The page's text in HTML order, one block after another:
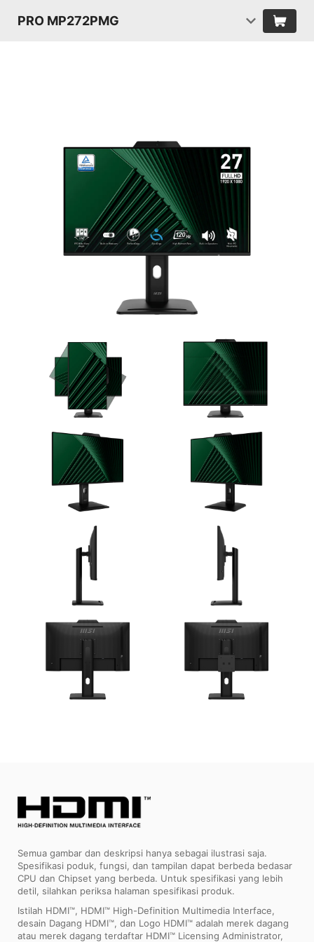
PRO MP272PMG
Semua gambar dan deskripsi hanya sebagai ilustrasi saja.
Spesifikasi poduk, fungsi, dan tampilan dapat berbeda bedasar
CPU dan Chipset yang berbeda. Untuk spesifikasi yang lebih
detil, silahkan periksa halaman spesifikasi produk.
Istilah HDMI™, HDMI™ High-Definition Multimedia Interface,
desain Dagang HDMI™, dan Logo HDMI™ adalah merek dagang
atau merek dagang terdaftar HDMI™ Licensing Administrator,